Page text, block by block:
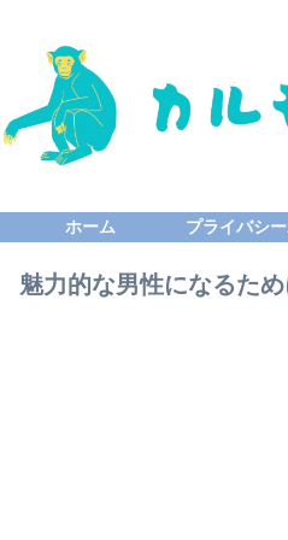
ホーム プライバシ
魅力的な男性になるた